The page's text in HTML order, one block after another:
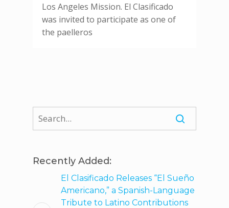
Los Angeles Mission. El Clasificado
was invited to participate as one of
the paelleros
Recently Added:
El Clasificado Releases “El Sueño
Americano,” a Spanish-Language
Tribute to Latino Contributions